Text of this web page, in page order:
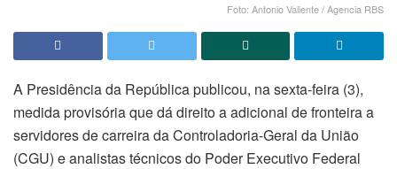
Foto: Antonio Valiente / Agencia RBS
A Presidência da República publicou, na sexta-feira (3),
medida provisória que dá direito a adicional de fronteira a
servidores de carreira da Controladoria-Geral da União
(CGU) e analistas técnicos do Poder Executivo Federal